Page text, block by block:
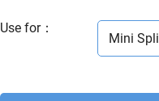
Use for：
Mini